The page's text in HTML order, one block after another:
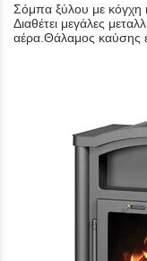
Σόμπα ξύλου με κόγχη
Διαθέτει μεγάλες
αέρα.Θάλαμος καύσης